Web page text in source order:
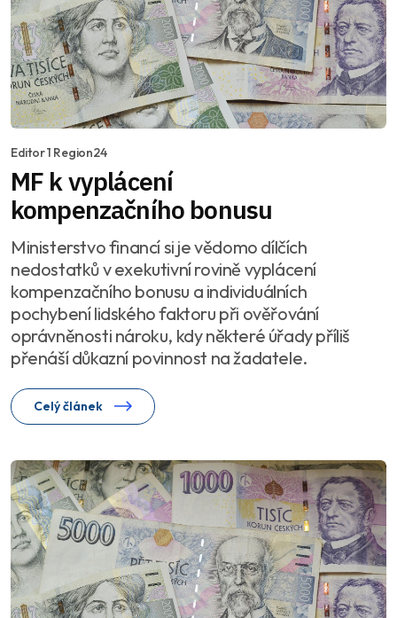
Editor 1 Region24
MF k vyplácení
kompenzačního bonusu
Ministerstvo financí si je vědomo dílčích
nedostatků v exekutivní rovině vyplácení
kompenzačního bonusu a individuálních
pochybení lidského faktoru při ověřování
oprávněnosti nároku, kdy některé úřady příliš
přenáší důkazní povinnost na žadatele.
Celý článek